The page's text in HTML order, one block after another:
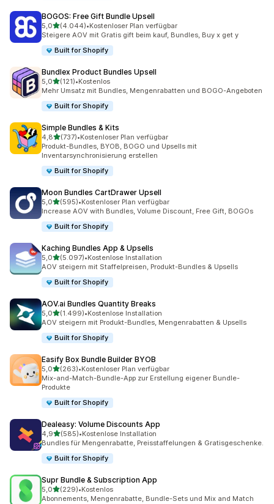
BOGOS: Free Gift Bundle Upsell
5,0von 5 Sternen
(4.044)
4044 Rezensionen insgesamt
•Kostenloser Plan verfügbar
Steigere AOV mit Gratis gift beim kauf, Bundles, Buy x get y
Built for Shopify
Bundlex Product Bundles Upsell
5,0von 5 Sternen
(121)
121 Rezensionen insgesamt
•Kostenlos
Mehr Umsatz mit Bundles, Mengenrabatten und BOGO-Angeboten
Built for Shopify
Simple Bundles & Kits
4,8von 5 Sternen
(737)
737 Rezensionen insgesamt
•Kostenloser Plan verfügbar
Produkt-Bundles, BYOB, BOGO und Upsells mit
Inventarsynchronisierung erstellen
Built for Shopify
Moon Bundles CartDrawer Upsell
5,0von 5 Sternen
(595)
595 Rezensionen insgesamt
•Kostenloser Plan verfügbar
Increase AOV with Bundles, Volume Discount, Free Gift, BOGOs
Built for Shopify
Kaching Bundles App & Upsells
5,0von 5 Sternen
(5.097)
5097 Rezensionen insgesamt
•Kostenlose Installation
AOV steigern mit Staffelpreisen, Produkt-Bundles & Upsells
Built for Shopify
AOV.ai Bundles Quantity Breaks
5,0von 5 Sternen
(1.499)
1499 Rezensionen insgesamt
•Kostenlose Installation
AOV steigern mit Produkt-Bundles, Mengenrabatten & Upsells
Built for Shopify
Easify Box Bundle Builder BYOB
5,0von 5 Sternen
(263)
263 Rezensionen insgesamt
•Kostenloser Plan verfügbar
Mix-and-Match-Bundle-App zur Erstellung eigener Bundle-
Produkte
Built for Shopify
Dealeasy: Volume Discounts App
4,9von 5 Sternen
(585)
585 Rezensionen insgesamt
•Kostenlose Installation
Bundles für Mengenrabatte, Preisstaffelungen & Gratisgeschenke.
Built for Shopify
Supr Bundle & Subscription App
5,0von 5 Sternen
(229)
229 Rezensionen insgesamt
•Kostenlos
Abonnements, Mengenrabatte, Bundle-Sets und Mix and Match